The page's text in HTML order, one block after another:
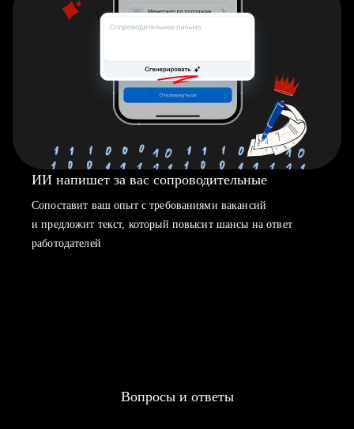
ИИ напишет за вас сопроводительные
Сопоставит ваш опыт с требованиями вакансий
и предложит текст, который повысит шансы на ответ
работодателей
Вопросы и ответы